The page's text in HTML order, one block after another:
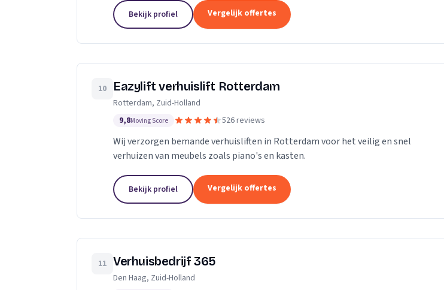
Bekijk profiel Vergelijk offertes
10 Eazylift verhuislift Rotterdam
Rotterdam, Zuid-Holland
9,8Moving Score 526 reviews
Wij verzorgen bemande verhuisliften in Rotterdam voor het veilig en snel
verhuizen van meubels zoals piano's en kasten.
Bekijk profiel Vergelijk offertes
11 Verhuisbedrijf 365
Den Haag, Zuid-Holland